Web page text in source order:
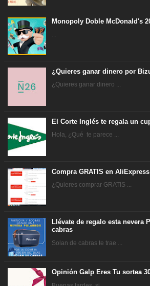
Monopoly Doble McDonald's
...
¿Quieres ganar dinero por
¿Quieres ganar dinero ...
El Corte Inglés te regala un
Hola, ¿Qué te parece ...
Compra GRATIS en AliExpress
¿Quieres comprar GRATIS ...
Llévate de regalo esta nevera
cabras
Solan de cabras te trae ...
Opinión Galp Eres Tu sortea